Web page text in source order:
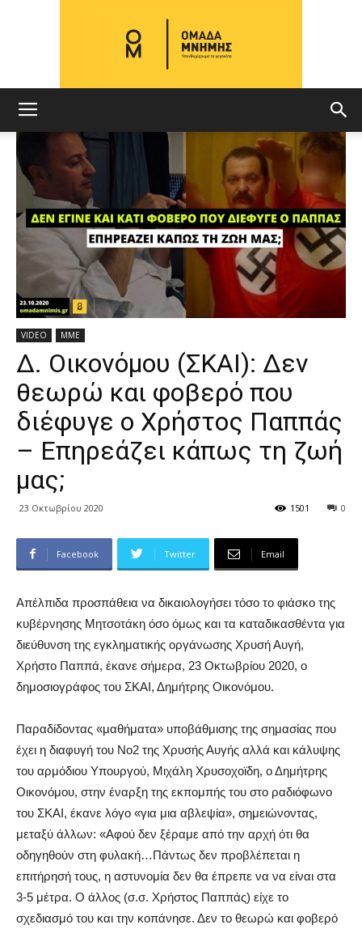
ΜΝΗΜΗΣ
VIDEO ΜΜΕ
Δ. Οικονόμου (ΣΚΑΙ): Δεν
θεωρώ και φοβερό που
διέφυγε ο Χρήστος Παππάς
– Επηρεάζει κάπως τη ζωή
μας;
23 Οκτωβρίου 2020 0
1501
Facebook Twitter Email
Απέλπιδα προσπάθεια να δικαιολογήσει τόσο το φιάσκο της
κυβέρνησης Μητσοτάκη όσο όμως και τα καταδικασθέντα για
διεύθυνση της εγκληματικής οργάνωσης Χρυσή Αυγή,
Χρήστο Παππά, έκανε σήμερα, 23 Οκτωβρίου 2020, ο
δημοσιογράφος του ΣΚΑΙ, Δημήτρης Οικονόμου.
Παραδίδοντας «μαθήματα» υποβάθμισης της σημασίας που
έχει η διαφυγή του Νο2 της Χρυσής Αυγής αλλά και κάλυψης
του αρμόδιου Υπουργού, Μιχάλη Χρυσοχοϊδη, ο Δημήτρης
Οικονόμου, στην έναρξη της εκπομπής του στο ραδιόφωνο
του ΣΚΑΙ, έκανε λόγο «για μια αβλεψία», σημειώνοντας,
μεταξύ άλλων: «Αφού δεν ξέραμε από την αρχή ότι θα
οδηγηθούν στη φυλακή…Πάντως δεν προβλέπεται η
επιτήρησή τους, η αστυνομία δεν θα έπρεπε να να είναι στα
3-5 μέτρα. Ο άλλος (σ.σ. Χρήστος Παππάς) είχε το
σχεδιασμό του και την κοπάνησε. Δεν το θεωρώ και φοβερό